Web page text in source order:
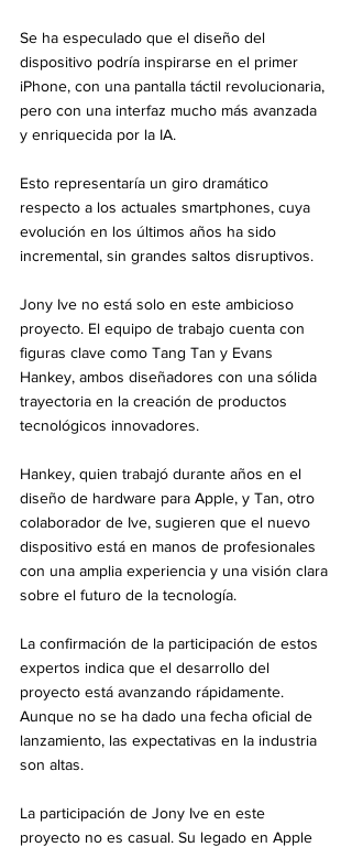
Se ha especulado que el diseño del
dispositivo podría inspirarse en el primer
iPhone, con una pantalla táctil revolucionaria,
pero con una interfaz mucho más avanzada
y enriquecida por la IA.
Esto representaría un giro dramático
respecto a los actuales smartphones, cuya
evolución en los últimos años ha sido
incremental, sin grandes saltos disruptivos.
Jony Ive no está solo en este ambicioso
proyecto. El equipo de trabajo cuenta con
figuras clave como Tang Tan y Evans
Hankey, ambos diseñadores con una sólida
trayectoria en la creación de productos
tecnológicos innovadores.
Hankey, quien trabajó durante años en el
diseño de hardware para Apple, y Tan, otro
colaborador de Ive, sugieren que el nuevo
dispositivo está en manos de profesionales
con una amplia experiencia y una visión clara
sobre el futuro de la tecnología.
La confirmación de la participación de estos
expertos indica que el desarrollo del
proyecto está avanzando rápidamente.
Aunque no se ha dado una fecha oficial de
lanzamiento, las expectativas en la industria
son altas.
La participación de Jony Ive en este
proyecto no es casual. Su legado en Apple